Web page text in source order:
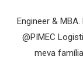
Engineer &
@PIMEC
meva